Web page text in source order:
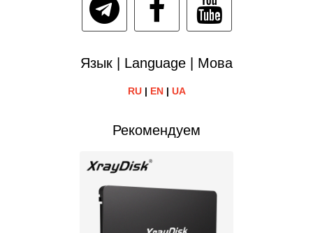
Язык | Language | Мова
RU| EN| UA
Рекомендуем